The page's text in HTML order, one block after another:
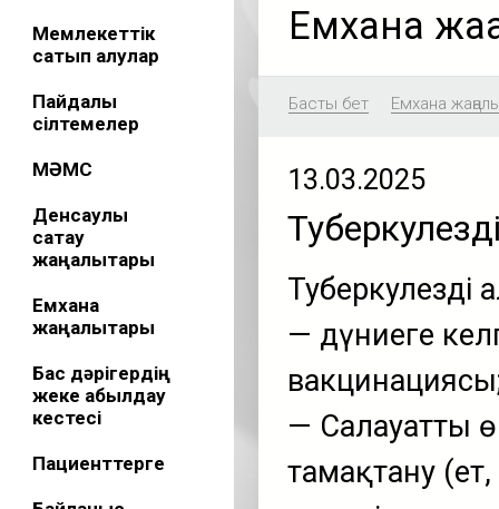
Мемлекеттік
сатып алулар
Пайдалы
сілтемелер
МӘМС
Денсаулық
сақтау
жаңалықтары
Емхана
жаңалықтары
Бас дәрігердің
жеке қабылдау
кестесі
Пациенттерге
Емхана
Басты бет Емхана
13.03.2025
— дүниеге
— Салауатты
тамақтану